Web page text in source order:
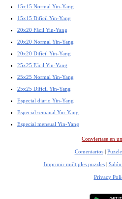
15x15 Normal Yin-Yang
15x15 Difícil Yin-Yang
20x20 Fácil Yin-Yang
20x20 Normal Yin-Yang
20x20 Difícil Yin-Yang
25x25 Fácil Yin-Yang
25x25 Normal Yin-Yang
25x25 Difícil Yin-Yang
Especial diario Yin-Yang
Especial semanal Yin-Yang
Especial mensual Yin-Yang
Conviertase en
Comentarios|
Imprimir múltiples puzzles|
Privacy